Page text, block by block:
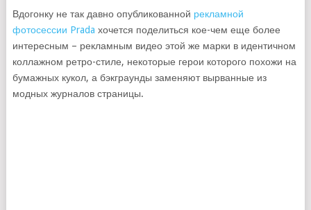
Вдогонку не так давно опубликованной рекламной
фотосессии Prada хочется поделиться кое-чем еще более
интересным – рекламным видео этой же марки в идентичном
коллажном ретро-стиле, некоторые герои которого похожи на
бумажных кукол, а бэкграунды заменяют вырванные из
модных журналов страницы.